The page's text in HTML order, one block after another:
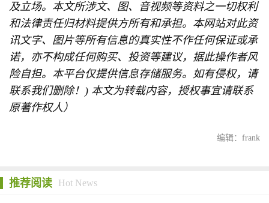
及立场。本文所涉文、图、音视频等资料之一切权利
和法律责任归材料提供方所有和承担。本网站对此资
讯文字、图片等所有信息的真实性不作任何保证或承
诺，亦不构成任何购买、投资等建议，据此操作者风
险自担。本平台仅提供信息存储服务。如有侵权，请
联系我们删除！) 本文为转载内容，授权事宜请联系
原著作权人）
编辑：frank
推荐阅读 Hot News